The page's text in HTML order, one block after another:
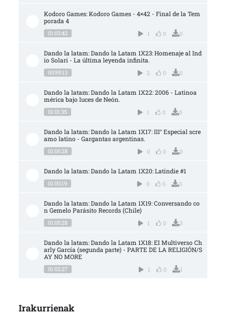
Kodoro Games: Kodoro Games - 4×42 - Final de la Tem
porada 4
01:03:42 1 0 0
Dando la latam: Dando la Latam 1X23: Homenaje al Ind
io Solari - La última leyenda infinita.
00:59:13 2 0 0
Dando la latam: Dando la Latam 1X22: 2006 - Latinoa
mérica bajo luces de Neón.
01:01:35 1 0 0
Dando la latam: Dando la Latam 1X17: III° Especial scre
amo latino - Gargantas argentinas.
01:00:28 0 0 0
Dando la latam: Dando la Latam 1X20: Latindie #1
01:00:19 0 0 0
Dando la latam: Dando la Latam 1X19: Conversando co
n Gemelo Parásito Records (Chile)
01:05:28 1 0 3
Dando la latam: Dando la Latam 1X18: El Multiverso Ch
arly García (segunda parte) - PARTE DE LA RELIGIÓN/S
AY NO MORE
01:02:27 1 0 1
Irakurrienak